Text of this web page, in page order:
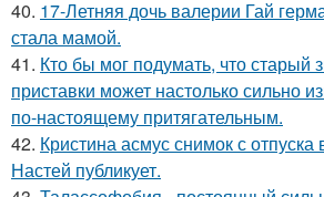
40. 17-Летняя дочь валерии Гай
стала мамой.
41. Кто бы мог подумать, что старый
приставки может настолько сильно
по-настоящему притягательным.
42. Кристина асмус снимок с
Настей публикует.